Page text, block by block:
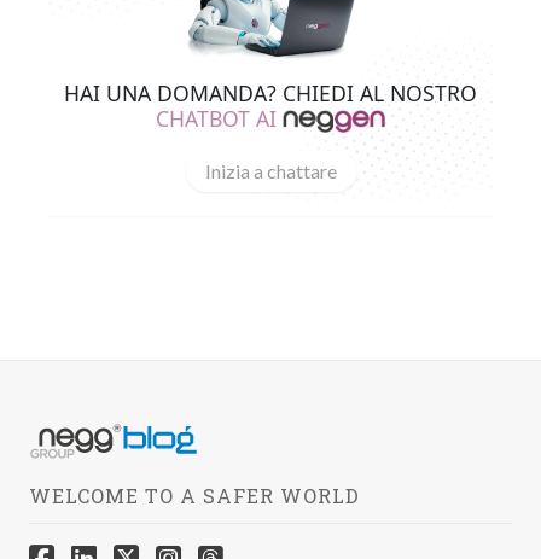
HAI UNA DOMANDA? CHIEDI AL NOSTRO
CHATBOT AI
Inizia a chattare
WELCOME TO A SAFER WORLD